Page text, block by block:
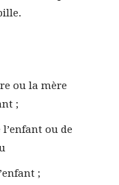
ou la mère
;
ou de
;